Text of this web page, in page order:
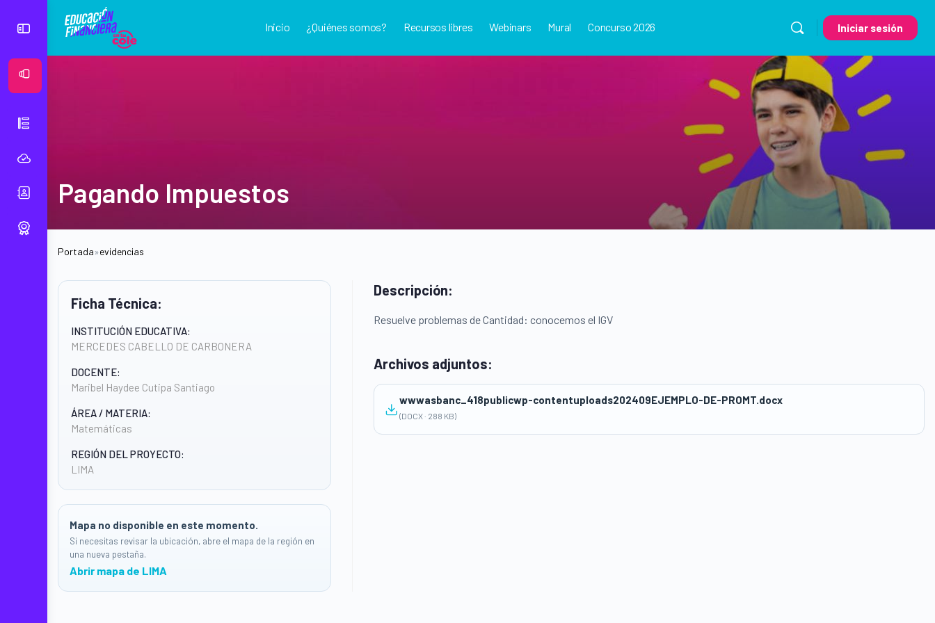
Inicio ¿Quiénes somos? Recursos libres Webinars Mural Concurso 2026 Iniciar sesión
Pagando Impuestos
Portada»evidencias
Ficha Técnica:
INSTITUCIÓN EDUCATIVA:
MERCEDES CABELLO DE CARBONERA
DOCENTE:
Maribel Haydee Cutipa Santiago
ÁREA / MATERIA:
Matemáticas
REGIÓN DEL PROYECTO:
LIMA
Mapa no disponible en este momento.
Si necesitas revisar la ubicación, abre el mapa de la región en
una nueva pestaña.
Abrir mapa de LIMA
Descripción:
Resuelve problemas de Cantidad: conocemos el IGV
Archivos adjuntos:
wwwasbanc_418publicwp-contentuploads202409EJEMPLO-DE-PROMT.docx
(DOCX · 288 KB)